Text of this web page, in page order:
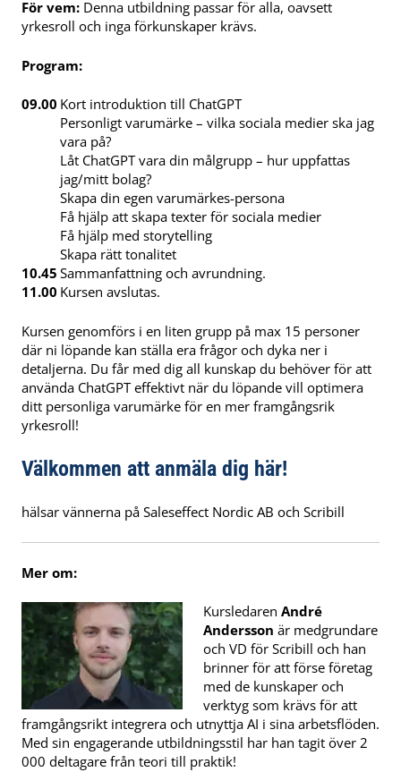
För vem: Denna utbildning passar för alla, oavsett
yrkesroll och inga förkunskaper krävs.
Program:
09.00 Kort introduktion till ChatGPT
Personligt varumärke – vilka sociala medier ska jag
vara på?
Låt ChatGPT vara din målgrupp – hur uppfattas
jag/mitt bolag?
Skapa din egen varumärkes-persona
Få hjälp att skapa texter för sociala medier
Få hjälp med storytelling
Skapa rätt tonalitet
10.45 Sammanfattning och avrundning.
11.00 Kursen avslutas.
Kursen genomförs i en liten grupp på max 15 personer
där ni löpande kan ställa era frågor och dyka ner i
detaljerna. Du får med dig all kunskap du behöver för att
använda ChatGPT effektivt när du löpande vill optimera
ditt personliga varumärke för en mer framgångsrik
yrkesroll!
Välkommen att anmäla dig här!
hälsar vännerna på Saleseffect Nordic AB och Scribill
Mer om:
Kursledaren André
Andersson är medgrundare
och VD för Scribill och han
brinner för att förse företag
med de kunskaper och
verktyg som krävs för att
framgångsrikt integrera och utnyttja AI i sina arbetsflöden.
Med sin engagerande utbildningsstil har han tagit över 2
000 deltagare från teori till praktik!